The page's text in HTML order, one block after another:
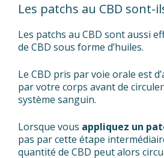
Les patchs au CBD sont-
Les patchs au CBD sont aussi
de CBD sous forme d’huiles.
Le CBD pris par voie orale est
par votre corps avant de
système sanguin.
Lorsque vous appliquez un
pas par cette étape
quantité de CBD peut alors